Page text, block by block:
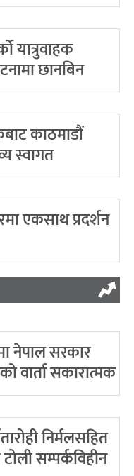
यात्रुवाहक
छानबिन
काठमाडौं
स्वागत
एकसाथ प्रदर्शन
नेपाल सरकार
वार्ता सकारात्मक
निर्मलसहित
टोली सम्पर्कविहीन